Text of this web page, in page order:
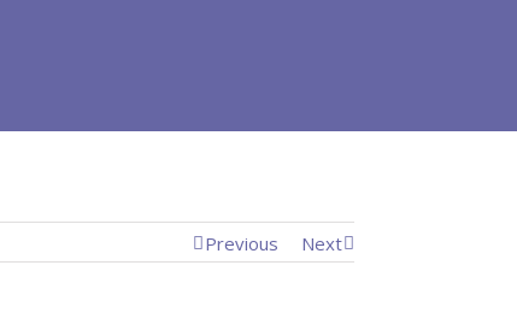
Previous Next